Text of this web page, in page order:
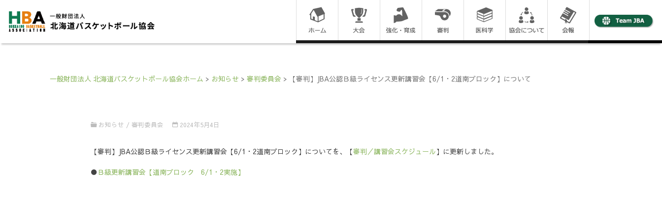
コ
ン
キ
一般財団法人 北海道バスケットボール協会ホーム > お知らせ > 審判委員会 > 【審判】JBA公認Ｂ級ライセンス更新講習会【6/1・2道南ブロック】について
お知らせ / 審判委員会 2024年5月4日
【審判】JBA公認Ｂ級ライセンス更新講習会【6/1・2道南ブロック】についてを、【審判／講習会スケジュール】に更新しました。
●Ｂ級更新講習会【道南ブロック 6/1・2実施】